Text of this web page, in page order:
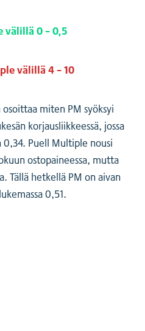
välillä 0 – 0,5
välillä 4 – 10
miten PM syöksyi
korjausliikkeessä, jossa
Puell Multiple nousi
ostopaineessa, mutta
Tällä hetkellä PM on aivan
0,51.